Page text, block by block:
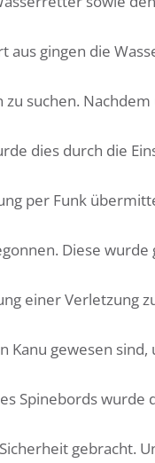
aus gingen die
zu suchen.
dies durch die
per Funk
Diese
einer Verletzung
Kanu gewesen
Spinebords wurde
gebracht.